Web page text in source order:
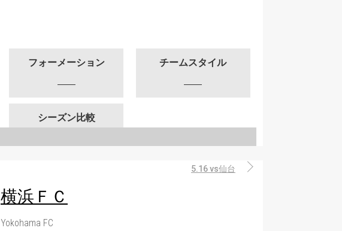
フォーメーション チームスタイル
シーズン比較
5.16 vs仙台
横浜ＦＣ
Yokohama FC